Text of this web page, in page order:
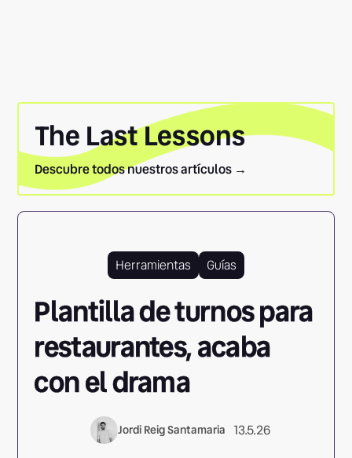
The Last Lessons
Descubre todos nuestros artículos →
Herramientas Guías
Plantilla de turnos para
restaurantes, acaba
con el drama
Jordi Reig Santamaria 13.5.26